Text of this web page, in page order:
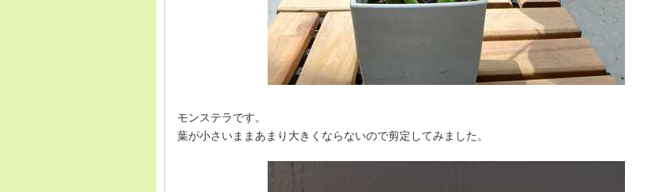
モンステラです。
葉が小さいままあまり大きくならないので剪定してみました。